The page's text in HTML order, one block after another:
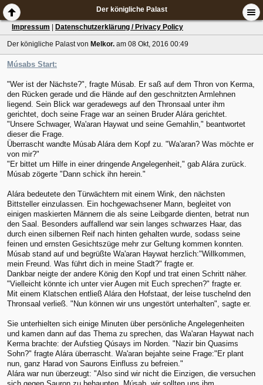
Der königliche Palast
Impressum Datenschutzerklärung / Privacy Policy
Der königliche Palastvon Melkor. am 08 Okt, 2016 00:49
Músabs Start:
"Wer ist der Nächste?", fragte Músab. Er saß auf dem Thron von Kerma,
den Rücken gerade und die Hände auf den geschnitzten Armlehnen
liegend. Sein Blick war geradewegs auf den Thronsaal unter ihm
gerichtet, doch seine Frage war an seinen Bruder Alára gerichtet.
"Unsere Schwager, Wa'aran Haywat und seine Gemahlin," beantwortet
dieser die Frage.
Überrascht wandte Músab Alára dem Kopf zu. "Wa'aran? Was möchte er
von mir?"
"Er bittet um Hilfe in einer dringende Angelegenheit," gab Alára zurück.
Músab zögerte "Dann schick ihn herein."
Alára bedeutete den Türwächtern mit einem Wink, den nächsten
Bittsteller einzulassen. Ein hochgewachsener Mann, begleitet von
einigen maskierten Männern die als seine Leibgarde dienten, betrat nun
den Saal. Besonders auffallend war sein langes schwarzes Haar, das
durch einen silbernen Reif nach hinten gehalten wurde, sodass seine
feinen und ernsten Gesichtszüge mehr zur Geltung kommen konnten.
Músab stand auf und begrüßte Wa'aran Haywat herzlich:"Willkommen,
mein Freund. Was führt dich in meine Stadt?" fragte er.
Dankbar neigte der andere König den Kopf und trat einen Schritt näher.
"Vielleicht könnte ich unter vier Augen mit Euch sprechen?" fragte er.
Mit einem Klatschen entließ Alára den Hofstaat, der leise tuschelnd den
Thronsaal verließ. "Nun können wir uns ungestört unterhalten", sagte er.
Sie unterhielten sich einige Minuten über persönliche Angelegenheiten
und kamen dann auf das Thema zu sprechen, das Wa'aran Haywat nach
Kerma brachte: der Aufstieg Qúsays im Norden. "Nazir bin Quasims
Sohn?" fragte Alára überrascht. Wa'aran bejahte seine Frage:"Er plant
nun, ganz Harad von Saurons Einfluss zu befreien."
Alára war nun überzeugt: "Also sind wir nicht die Einzigen, die versuchen